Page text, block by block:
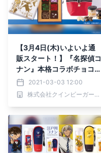
【3月4日(木)いよいよ通
販スタート！】『名探偵コ
ナン』本格コラボチョコレ
ート第2弾。ショコラティ
エ手作りの「プロファイリ
ングショコラvol.2」や、
ーチ付きチョコナッツも♪
2021-03-03 12:00
株式会社クインビーガーデン